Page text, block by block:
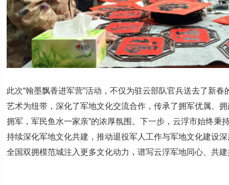
此次“翰墨飘香进军营”活动，不仅为驻云部队官兵送去了新
艺术为纽带，深化了军地文化交流合作，传承了拥军优属、
拥军，军民鱼水一家亲”的浓厚氛围。下一步，云浮市始终秉
持续深化军地文化共建，推动退役军人工作与军地文化建设
全国双拥模范城注入更多文化动力，谱写云浮军地同心、共